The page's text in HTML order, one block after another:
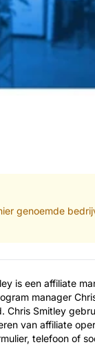
genoemde
is een affiliate
manager
Chris Smitley
van affiliate
telefoon of